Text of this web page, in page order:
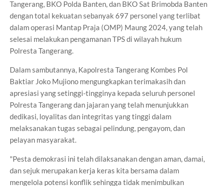
Tangerang, BKO Polda Banten, dan BKO Sat Brimobda Banten
dengan total kekuatan sebanyak 697 personel yang terlibat
dalam operasi Mantap Praja (OMP) Maung 2024, yang telah
selesai melakukan pengamanan TPS di wilayah hukum
Polresta Tangerang.
Dalam sambutannya, Kapolresta Tangerang Kombes Pol
Baktiar Joko Mujiono mengungkapkan terimakasih dan
apresiasi yang setinggi-tingginya kepada seluruh personel
Polresta Tangerang dan jajaran yang telah menunjukkan
dedikasi, loyalitas dan integritas yang tinggi dalam
melaksanakan tugas sebagai pelindung, pengayom, dan
pelayan masyarakat.
"Pesta demokrasi ini telah dilaksanakan dengan aman, damai,
dan sejuk merupakan kerja keras kita bersama dalam
mengelola potensi konflik sehingga tidak menimbulkan